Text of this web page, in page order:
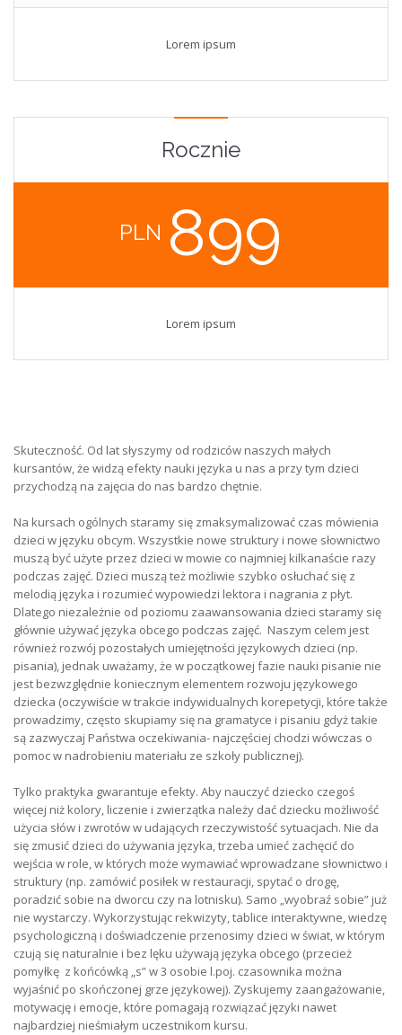
Lorem ipsum
Rocznie
PLN 899
Lorem ipsum
Skuteczność. Od lat słyszymy od rodziców naszych małych
kursantów, że widzą efekty nauki języka u nas a przy tym dzieci
przychodzą na zajęcia do nas bardzo chętnie.
Na kursach ogólnych staramy się zmaksymalizować czas mówienia
dzieci w języku obcym. Wszystkie nowe struktury i nowe słownictwo
muszą być użyte przez dzieci w mowie co najmniej kilkanaście razy
podczas zajęć. Dzieci muszą też możliwie szybko osłuchać się z
melodią języka i rozumieć wypowiedzi lektora i nagrania z płyt.
Dlatego niezależnie od poziomu zaawansowania dzieci staramy się
głównie używać języka obcego podczas zajęć. Naszym celem jest
również rozwój pozostałych umiejętności językowych dzieci (np.
pisania), jednak uważamy, że w początkowej fazie nauki pisanie nie
jest bezwzględnie koniecznym elementem rozwoju językowego
dziecka (oczywiście w trakcie indywidualnych korepetycji, które także
prowadzimy, często skupiamy się na gramatyce i pisaniu gdyż takie
są zazwyczaj Państwa oczekiwania- najczęściej chodzi wówczas o
pomoc w nadrobieniu materiału ze szkoły publicznej).
Tylko praktyka gwarantuje efekty. Aby nauczyć dziecko czegoś
więcej niż kolory, liczenie i zwierzątka należy dać dziecku możliwość
użycia słów i zwrotów w udających rzeczywistość sytuacjach. Nie da
się zmusić dzieci do używania języka, trzeba umieć zachęcić do
wejścia w role, w których może wymawiać wprowadzane słownictwo i
struktury (np. zamówić posiłek w restauracji, spytać o drogę,
poradzić sobie na dworcu czy na lotnisku). Samo „wyobraź sobie” już
nie wystarczy. Wykorzystując rekwizyty, tablice interaktywne, wiedzę
psychologiczną i doświadczenie przenosimy dzieci w świat, w którym
czują się naturalnie i bez lęku używają języka obcego (przecież
pomyłkę z końcówką „s” w 3 osobie l.poj. czasownika można
wyjaśnić po skończonej grze językowej). Zyskujemy zaangażowanie,
motywację i emocje, które pomagają rozwiązać języki nawet
najbardziej nieśmiałym uczestnikom kursu.